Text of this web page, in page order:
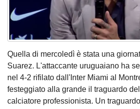
Quella di mercoledì è stata una
Suarez. L'attaccante uruguaiano ha
nel 4-2 rifilato dall'Inter Miami al
festeggiato alla grande il traguardo
calciatore professionista. Un